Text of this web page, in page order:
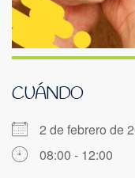
CUÁNDO
2 de febrero de
08:00 - 12:00